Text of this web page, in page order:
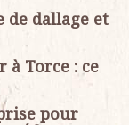
de dallage et
à Torce : ce
pour